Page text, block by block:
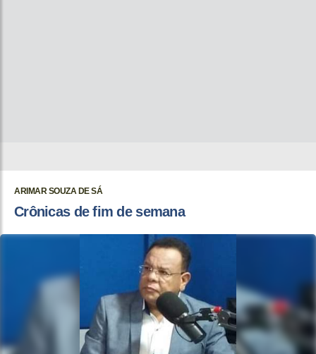
ARIMAR SOUZA DE SÁ
Crônicas de fim de semana